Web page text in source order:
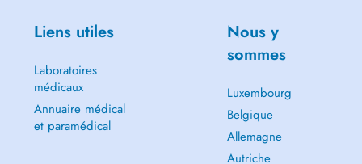
Liens utiles
Laboratoires
médicaux
Annuaire médical
et paramédical
Nous y
sommes
Luxembourg
Belgique
Allemagne
Autriche